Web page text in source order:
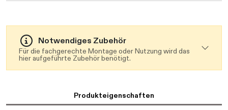
Notwendiges Zubehör
Für die fachgerechte Montage oder Nutzung wird das
hier aufgeführte Zubehör benötigt.
Produkteigenschaften